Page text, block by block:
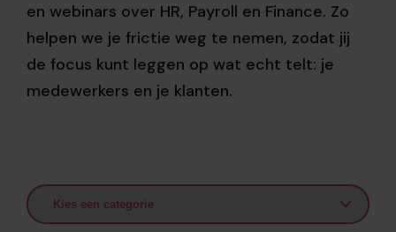
en webinars over HR, Payroll en Finance. Zo
helpen we je frictie weg te nemen, zodat jij
de focus kunt leggen op wat echt telt: je
medewerkers en je klanten.